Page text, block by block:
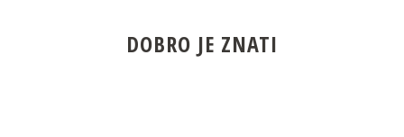
DOBRO JE ZNATI